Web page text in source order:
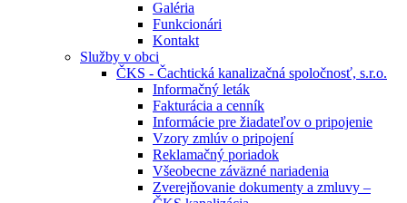
Galéria
Funkcionári
Kontakt
Služby v obci
ČKS - Čachtická kanalizačná spoločnosť, s.r.o.
Informačný leták
Fakturácia a cenník
Informácie pre žiadateľov o pripojenie
Vzory zmlúv o pripojení
Reklamačný poriadok
Všeobecne záväzné nariadenia
Zverejňovanie dokumenty a zmluvy –